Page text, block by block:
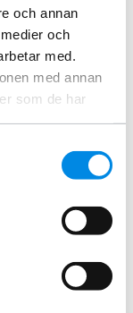
och annan
och
med.
med annan
som de har